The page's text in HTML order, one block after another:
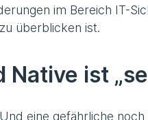
im Bereich IT-
überblicken ist.
ist
Und eine gefährliche